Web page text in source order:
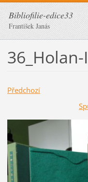
Bibliofilie-edice33
František Janás
Předchozí